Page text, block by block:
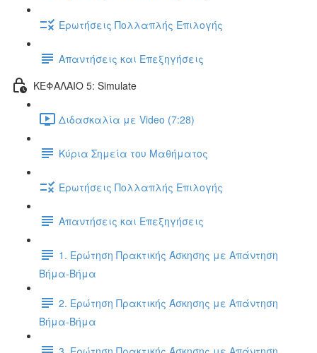
Ερωτήσεις Πολλαπλής Επιλογής
Απαντήσεις και Επεξηγήσεις
ΚΕΦΑΛΑΙΟ 5: Simulate
Διδασκαλία με Video (7:28)
Κύρια Σημεία του Μαθήματος
Ερωτήσεις Πολλαπλής Επιλογής
Απαντήσεις και Επεξηγήσεις
1. Ερώτηση Πρακτικής Άσκησης με Απάντηση
Βήμα-Βήμα
2. Ερώτηση Πρακτικής Άσκησης με Απάντηση
Βήμα-Βήμα